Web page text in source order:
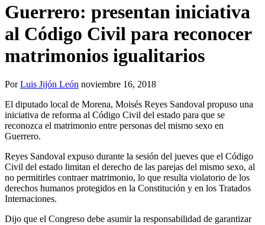
Guerrero: presentan iniciativa
al Código Civil para reconocer
matrimonios igualitarios
PorLuis Jijón León noviembre 16, 2018
El diputado local de Morena, Moisés Reyes Sandoval propuso una
iniciativa de reforma al Código Civil del estado para que se
reconozca el matrimonio entre personas del mismo sexo en
Guerrero.
Reyes Sandoval expuso durante la sesión del jueves que el Código
Civil del estado limitan el derecho de las parejas del mismo sexo, al
no permitirles contraer matrimonio, lo que resulta violatorio de los
derechos humanos protegidos en la Constitución y en los Tratados
Internaciones.
Dijo que el Congreso debe asumir la responsabilidad de garantizar